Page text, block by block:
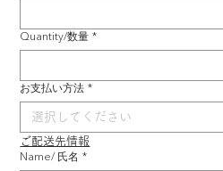
Quantity/数量 *
お支払い方法 *
ご配送先情報
Name/ 氏名 *